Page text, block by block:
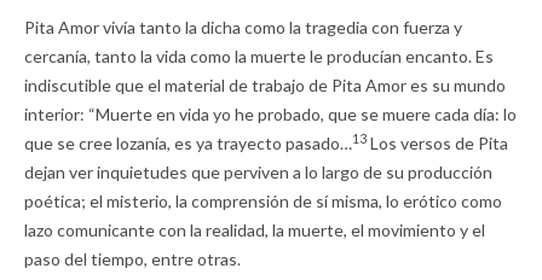
Pita Amor vivía tanto la dicha como la tragedia con fuerza y
cercanía, tanto la vida como la muerte le producían encanto. Es
indiscutible que el material de trabajo de Pita Amor es su mundo
interior: “Muerte en vida yo he probado, que se muere cada día: lo
que se cree lozanía, es ya trayecto pasado…13 Los versos de Pita
dejan ver inquietudes que perviven a lo largo de su producción
poética; el misterio, la comprensión de sí misma, lo erótico como
lazo comunicante con la realidad, la muerte, el movimiento y el
paso del tiempo, entre otras.